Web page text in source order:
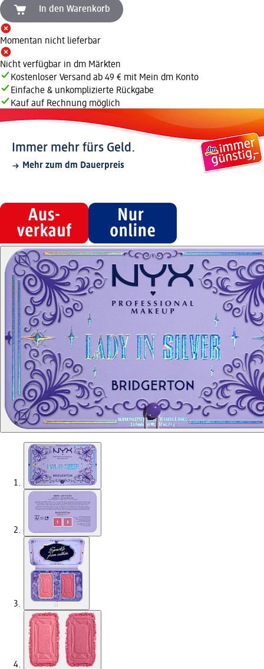
In den Warenkorb
Momentan nicht lieferbar
Nicht verfügbar in dm Märkten
Kostenloser Versand ab 49 € mit Mein dm Konto
Einfache & unkomplizierte Rückgabe
Kauf auf Rechnung möglich
Immer mehr fürs Geld.
Mehr zum dm Dauerpreis